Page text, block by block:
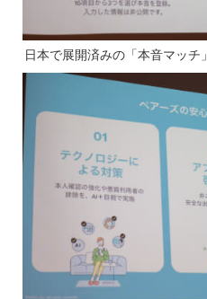
日本で展開済みの「本音マッチ」